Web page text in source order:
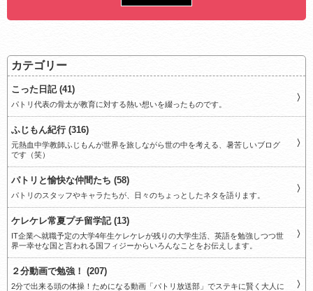
カテゴリー
こった日記 (41)
パトリ代表の骨太が教育に対する熱い想いを綴ったものです。
ふじもん紀行 (316)
元熱血中学教師ふじもんが世界を旅しながら世の中を考える、暑苦しいブログ
です（笑）
パトリと愉快な仲間たち (58)
パトリのスタッフやキャラたちが、日々のちょっとしたネタを語ります。
ケレケレ常夏プチ留学記 (13)
IT企業へ就職予定の大学4年生ケレケレが残りの大学生活、英語を勉強しつつ世
界一幸せな国と言われる国フィジーからいろんなことをお伝えします。
２分動画で勉強！ (207)
2分で出来る頭の体操！ためになる動画「パトリ放送部」でステキに賢く大人に